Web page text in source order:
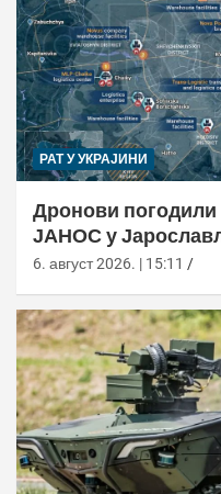
РАТ У УКРАЈИНИ
Дронови
ЈАНОС у
6. август 2026. | 15:11